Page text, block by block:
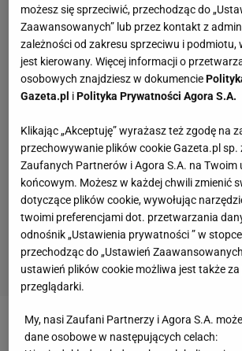
Jeszcze zanim na trasę wyruszył
możesz się sprzeciwić, przechodząc do
Zaawansowanych” lub przez kontakt z
zależności od zakresu sprzeciwu i podmiotu,
jest kierowany. Więcej informacji o
osobowych znajdziesz w dokumencie
Gazeta.pl iPolityka Prywatności Agora S.A.
Klikając „Akceptuję” wyrażasz też zgodę na
przechowywanie plików cookie Gazeta.pl sp.
Zaufanych Partnerów i Agora S.A. na Twoim
końcowym. Możesz w każdej chwili zmienić
dotyczące plików cookie, wywołując
twoimi preferencjami dot. przetwarzania
odnośnik „Ustawienia prywatności ” w
przechodząc do „Ustawień
ustawień plików cookie możliwa jest także
przeglądarki.
My, nasi Zaufani Partnerzy i Agora S.A.
dane osobowe w następujących celach: